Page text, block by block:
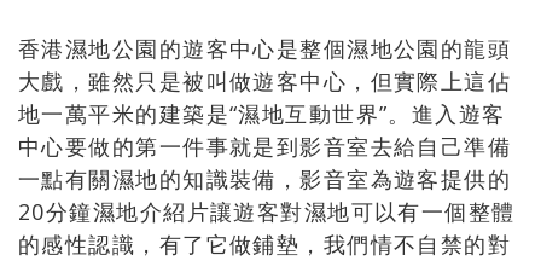
香港濕地公園的遊客中心是整個濕地公園的龍頭
大戲，雖然只是被叫做遊客中心，但實際上這佔
地一萬平米的建築是“濕地互動世界”。進入遊客
中心要做的第一件事就是到影音室去給自己準備
一點有關濕地的知識裝備，影音室為遊客提供的
20分鐘濕地介紹片讓遊客對濕地可以有一個整體
的感性認識，有了它做鋪墊，我們情不自禁的對